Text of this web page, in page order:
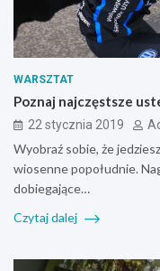
WARSZTAT
Poznaj najczęstsze
22 stycznia 2019
Wyobraź sobie, że
wiosenne popołudnie.
dobiegające…
Czytaj dalej